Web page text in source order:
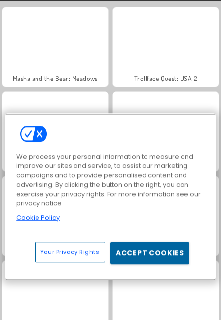
Masha and the Bear: Meadows Trollface Quest: USA 2
Scala 40 Heroes of Myths
We process your personal information to measure and
improve our sites and service, to assist our marketing
campaigns and to provide personalised content and
advertising. By clicking the button on the right, you can
exercise your privacy rights. For more information see our
privacy notice
Cookie Policy
Your Privacy Rights ACCEPT COOKIES